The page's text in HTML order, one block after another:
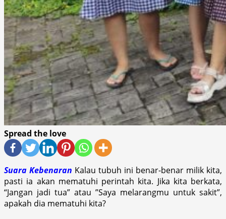
Spread the love
Suara Kebenaran Kalau tubuh ini benar-benar milik kita,
pasti ia akan mematuhi perintah kita. Jika kita berkata,
“Jangan jadi tua” ‎atau ‎”Saya melarangmu untuk sakit”,
‎apakah dia mematuhi kita?